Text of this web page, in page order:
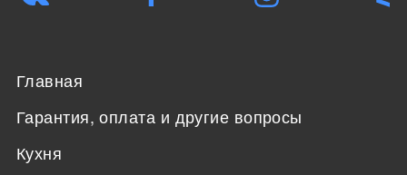
Главная
Гарантия, оплата и другие вопросы
Кухня